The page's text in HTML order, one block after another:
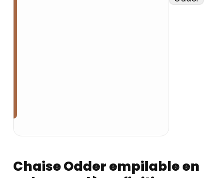
Chaise Odder empilable en